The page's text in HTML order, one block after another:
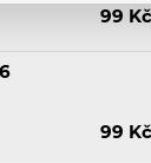
99 Kč
99 Kč